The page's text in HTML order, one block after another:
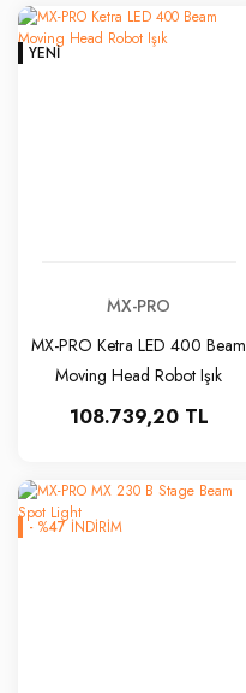
YENI
MX-PRO
MX-PRO Ketra LED 400 Beam
Moving Head Robot Işık
108.739,20 TL
- %47İNDİRİM